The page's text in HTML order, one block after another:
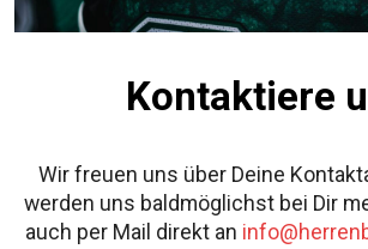
Kontaktiere
Wir freuen uns über Deine
werden uns baldmöglichst bei Dir
auch per Mail direkt an